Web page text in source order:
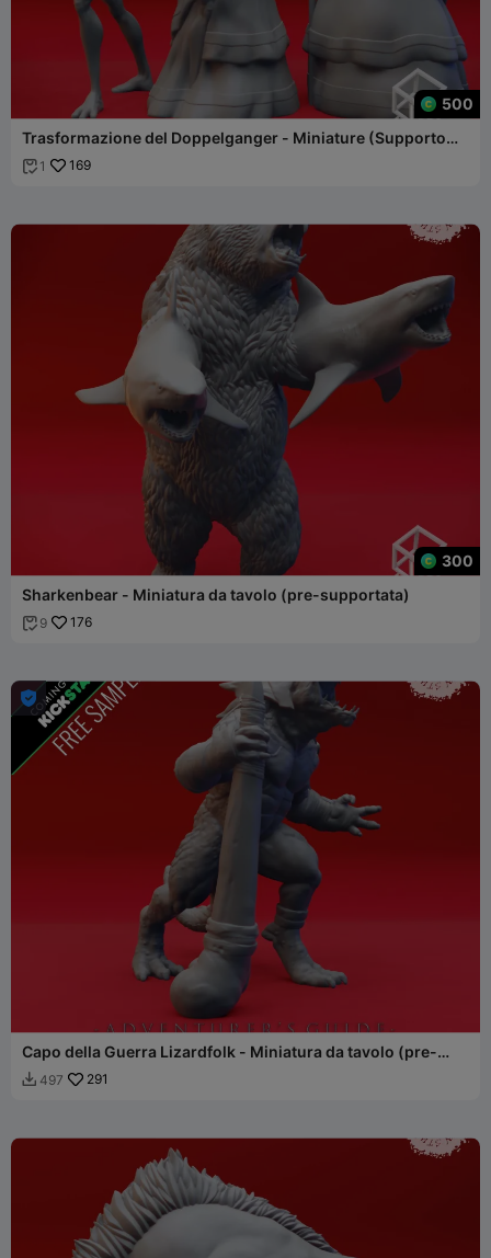
500
Trasformazione del Doppelganger - Miniature (Supporto
preliminare)
 1 169
300
Sharkenbear - Miniatura da tavolo (pre-supportata)
 9 176

Capo della Guerra Lizardfolk - Miniatura da tavolo (pre-
supportato)
 497 291